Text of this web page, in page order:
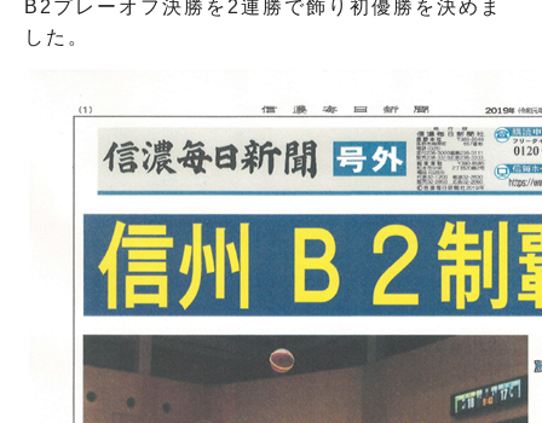
B2プレーオフ決勝を2連勝で飾り初優勝を決めま
した。